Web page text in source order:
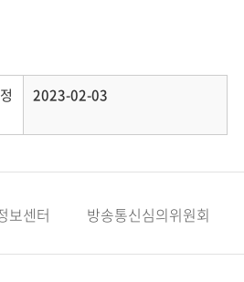
2023-02-03
보센터 방송통신심의위원회